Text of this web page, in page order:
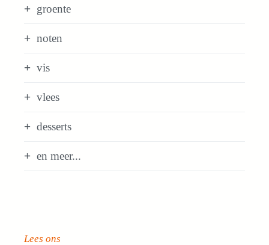
groente
noten
vis
vlees
desserts
en meer...
Lees ons